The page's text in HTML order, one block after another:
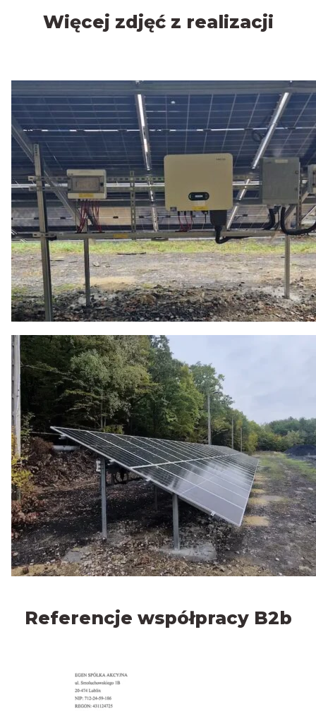
Więcej zdjęć z realizacji
Referencje współpracy B2b